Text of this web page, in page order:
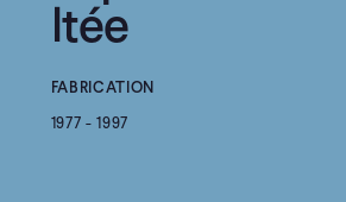
ltée
FABRICATION
1977 - 1997